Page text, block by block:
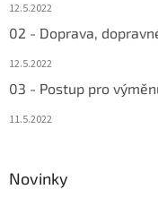
12.5.2022
02 - Doprava,
12.5.2022
03 - Postup pro
11.5.2022
Novinky